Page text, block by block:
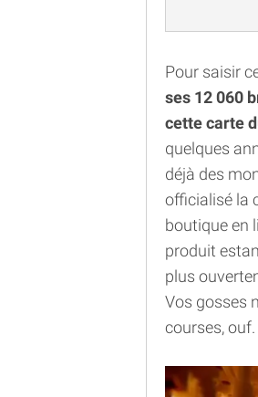
Pour saisir
ses 12 060
cette carte
quelques
déjà des
officialisé la
boutique en
produit
plus
Vos gosses
courses, ouf.